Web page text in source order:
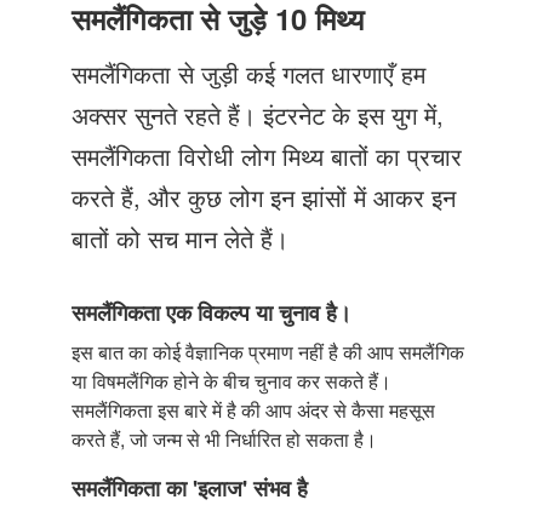
Just Poocho
संपर्क करें
समलैंगिकता से जुड़े 10 मिथ्य
समलैंगिकता से जुड़ी कई गलत धारणाएँ हम
अक्सर सुनते रहते हैं। इंटरनेट के इस युग में,
समलैंगिकता विरोधी लोग मिथ्य बातों का प्रचार
करते हैं, और कुछ लोग इन झांसों में आकर इन
बातों को सच मान लेते हैं।
समलैंगिकता एक विकल्प या चुनाव है।
इस बात का कोई वैज्ञानिक प्रमाण नहीं है की आप समलैंगिक
या विषमलैंगिक होने के बीच चुनाव कर सकते हैं।
समलैंगिकता इस बारे में है की आप अंदर से कैसा महसूस
करते हैं, जो जन्म से भी निर्धारित हो सकता है।
समलैंगिकता का 'इलाज' संभव है